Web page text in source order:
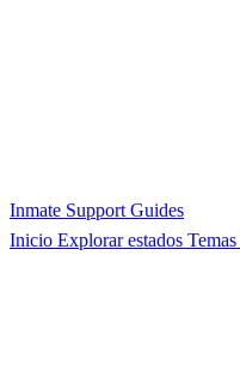
Inmate Support Guides
Inicio Explorar estados Temas